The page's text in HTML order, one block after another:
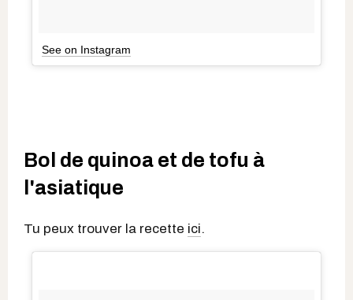
See on Instagram
Bol de quinoa et de tofu à
l'asiatique
Tu peux trouver la recette ici.